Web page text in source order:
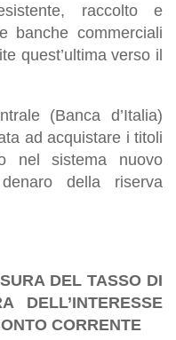
raccolto e
banche commerciali
quest’ultima verso il
(Banca d’Italia)
ad acquistare i titoli
nel sistema nuovo
della riserva
DEL TASSO DI
DELL’INTERESSE
CORRENTE